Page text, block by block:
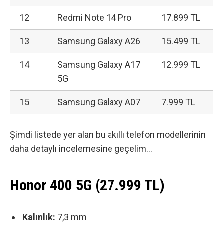
12 Redmi Note 14 Pro 17.899 TL
13 Samsung Galaxy A26 15.499 TL
14
Samsung Galaxy A17
5G
12.999 TL
15 Samsung Galaxy A07 7.999 TL
Şimdi listede yer alan bu akıllı telefon modellerinin
daha detaylı incelemesine geçelim…
Honor 400 5G (27.999 TL)
Kalınlık: 7,3 mm